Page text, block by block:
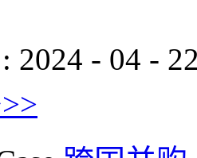
2024 - 04 -